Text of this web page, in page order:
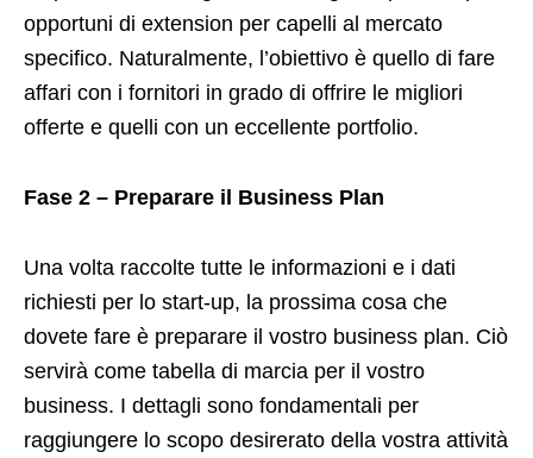
opportuni di extension per capelli al mercato
specifico. Naturalmente, l’obiettivo è quello di fare
affari con i fornitori in grado di offrire le migliori
offerte e quelli con un eccellente portfolio.
Fase 2 – Preparare il Business Plan
Una volta raccolte tutte le informazioni e i dati
richiesti per lo start-up, la prossima cosa che
dovete fare è preparare il vostro business plan. Ciò
servirà come tabella di marcia per il vostro
business. I dettagli sono fondamentali per
raggiungere lo scopo desirerato della vostra attività